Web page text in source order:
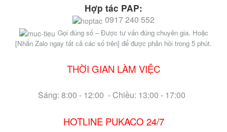
Hợp tác PAP:
0917 240 552
Gọi đúng số – Được tư vấn đúng chuyên gia. Hoặc
[Nhắn Zalo ngay tất cả các số trên] để được phản hồi trong 5 phút.
THỜI GIAN LÀM VIỆC
Sáng: 8:00 - 12:00 - Chiều: 13:00 - 17:00
HOTLINE PUKACO 24/7